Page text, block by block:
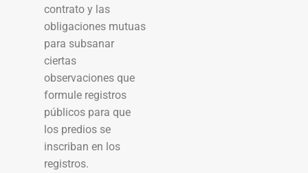
contrato y las
obligaciones mutuas
para subsanar
ciertas
observaciones que
formule registros
públicos para que
los predios se
inscriban en los
registros.